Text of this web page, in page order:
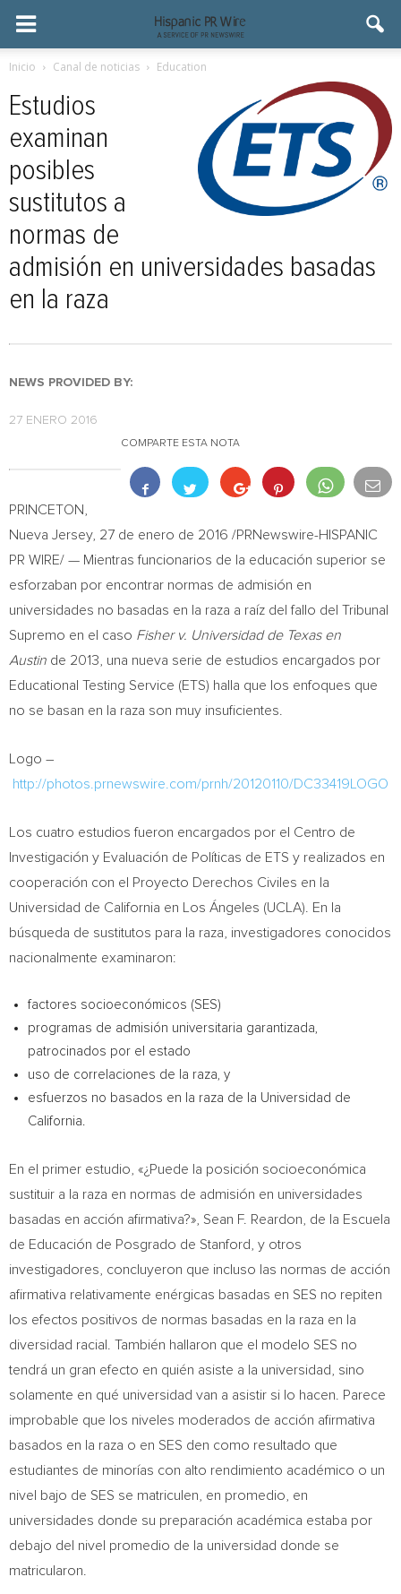
Inicio Canal de noticias Education
Estudios
examinan
posibles
sustitutos a
normas de
admisión en universidades basadas
en la raza
NEWS PROVIDED BY:
27 ENERO 2016
COMPARTE ESTA NOTA
PRINCETON
Nueva Jersey, 27 de enero de 2016 /PRNewswire-HISPANIC
PR WIRE/ — Mientras funcionarios de la educación superior se
esforzaban por encontrar normas de admisión en
universidades no basadas en la raza a raíz del fallo del Tribunal
Supremo en el caso Fisher v. Universidad de Texasen
Austin de 2013, una nueva serie de estudios encargados por
Educational Testing Service (ETS) halla que los enfoques que
no se basan en la raza son muy insuficientes.
Logo –
http://photos.prnewswire.com/prnh/20120110/DC33419LOGO
Los cuatro estudios fueron encargados por el Centro de
Investigación y Evaluación de Políticas de ETS y realizados en
cooperación con el Proyecto Derechos Civiles en la
Universidad de California en Los Ángeles (UCLA). En la
búsqueda de sustitutos para la raza, investigadores conocidos
nacionalmente examinaron:
factores socioeconómicos (SES)
programas de admisión universitaria garantizada,
patrocinados por el estado
uso de correlaciones de la raza, y
esfuerzos no basados en la raza de la Universidad de
California.
En el primer estudio, «¿Puede la posición socioeconómica
sustituir a la raza en normas de admisión en universidades
basadas en acción afirmativa?», Sean F. Reardon , de la Escuela
de Educación de Posgrado de Stanford
, y otros
investigadores, concluyeron que incluso las normas de acción
afirmativa relativamente enérgicas basadas en SES no repiten
los efectos positivos de normas basadas en la raza en la
diversidad racial. También hallaron que el modelo SES no
tendrá un gran efecto en quién asiste a la universidad, sino
solamente en qué universidad van a asistir si lo hacen. Parece
improbable que los niveles moderados de acción afirmativa
basados en la raza o en SES den como resultado que
estudiantes de minorías con alto rendimiento académico o un
nivel bajo de SES se matriculen, en promedio, en
universidades donde su preparación académica estaba por
debajo del nivel promedio de la universidad donde se
matricularon.